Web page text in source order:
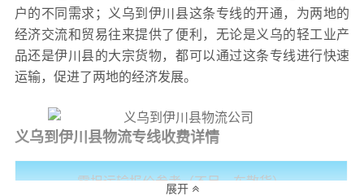
户的不同需求；义乌到伊川县这条专线的开通，为两地的
经济交流和贸易往来提供了便利，无论是义乌的轻工业产
品还是伊川县的大宗货物，都可以通过这条专线进行快速
运输，促进了两地的经济发展。
义乌到伊川县物流专线收费详情
零担运输报价参考（不足一车散货）
展开